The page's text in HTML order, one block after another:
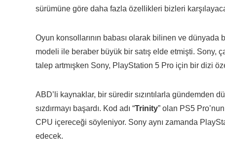
sürümüne göre daha fazla özellikleri bizleri
Oyun konsollarının babası olarak bilinen ve
modeli ile beraber büyük bir satış elde etmişti. Sony,
talep artmışken Sony, PlayStation 5 Pro için bir dizi
ABD’li kaynaklar, bir süredir sızıntılarla
sızdırmayı başardı. Kod adı “Trinity” olan PS5
CPU içereceği söyleniyor. Sony aynı zamanda
edecek.